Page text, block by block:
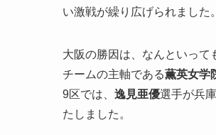
い激戦が繰り広げられました。
大阪の勝因は、なんといって
チームの主軸である薫英女学
9区では、 逸見亜優選手が兵
たしました。